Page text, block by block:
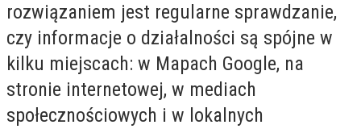
rozwiązaniem jest regularne sprawdzanie,
czy informacje o działalności są spójne w
kilku miejscach: w Mapach Google, na
stronie internetowej, w mediach
społecznościowych i w lokalnych